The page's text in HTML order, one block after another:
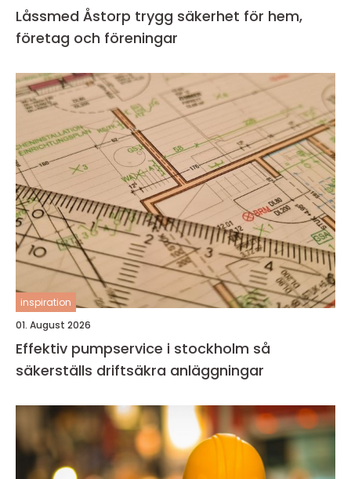
Låssmed Åstorp trygg säkerhet för hem,
företag och föreningar
inspiration
01. August 2026
Effektiv pumpservice i stockholm så
säkerställs driftsäkra anläggningar